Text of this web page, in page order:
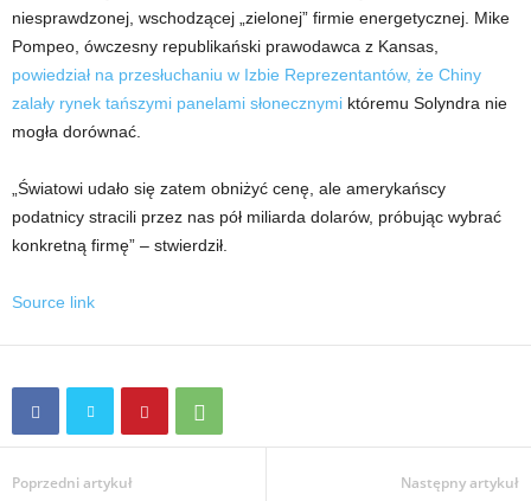
niesprawdzonej, wschodzącej „zielonej” firmie energetycznej. Mike
Pompeo, ówczesny republikański prawodawca z Kansas,
powiedział na przesłuchaniu w Izbie Reprezentantów, że Chiny
zalały rynek tańszymi panelami słonecznymi któremu Solyndra nie
mogła dorównać.
„Światowi udało się zatem obniżyć cenę, ale amerykańscy
podatnicy stracili przez nas pół miliarda dolarów, próbując wybrać
konkretną firmę” – stwierdził.
Source link
Poprzedni artykuł Następny artykuł